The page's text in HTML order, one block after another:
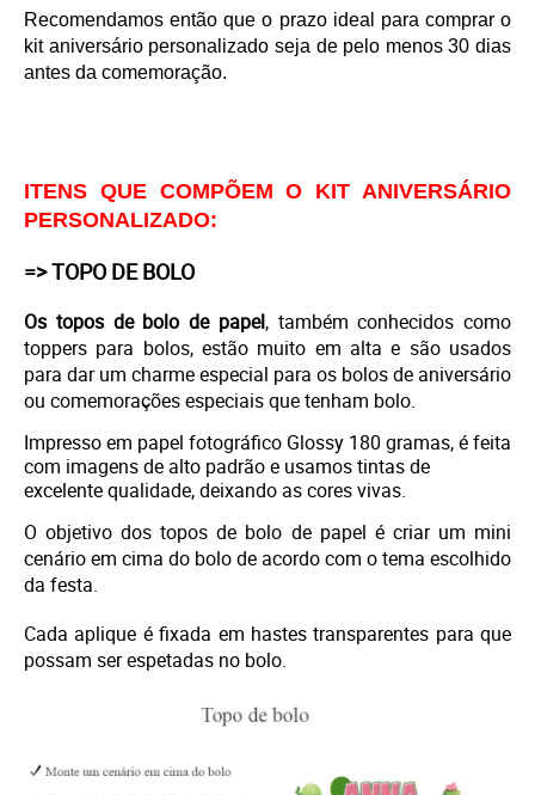
Recomendamos então que o prazo ideal para comprar o
kit aniversário personalizado seja de pelo menos 30 dias
antes da comemoração.
ITENS QUE COMPÕEM O KIT ANIVERSÁRIO
PERSONALIZADO:
=> TOPO DE BOLO
Os topos de bolo de papel, também conhecidos como
toppers para bolos, estão muito em alta e são usados
para dar um charme especial para os bolos de aniversário
ou comemorações especiais que tenham bolo.
Impresso em papel fotográfico Glossy 180 gramas, é feita
com imagens de alto padrão e usamos tintas de
excelente qualidade, deixando as cores vivas.
O objetivo dos topos de bolo de papel é criar um mini
cenário em cima do bolo de acordo com o tema escolhido
da festa.
Cada aplique é fixada em hastes transparentes para que
possam ser espetadas no bolo.